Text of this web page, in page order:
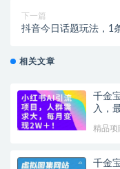
下一篇
抖音今日话题玩法，1
相关文章
千金
入，
精品项
千金